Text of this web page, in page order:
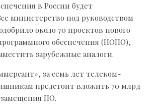
в России будет
министерство под руководством
около 70 проектов нового
обеспечения (НОПО),
зарубежные аналоги.
за семь лет телеком-
предстоит вложить 70 млрд
ПО.